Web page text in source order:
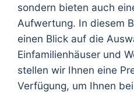
sondern bieten auch
Aufwertung. In diesem
einen Blick auf die
Einfamilienhäuser und
stellen wir Ihnen eine
Verfügung, um Ihnen